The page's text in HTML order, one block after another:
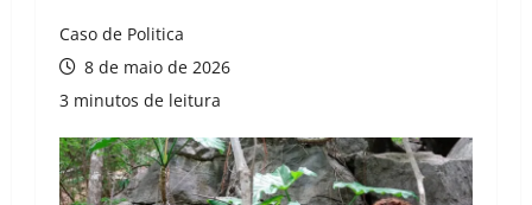
Caso de Politica
8 de maio de 2026
3 minutos de leitura